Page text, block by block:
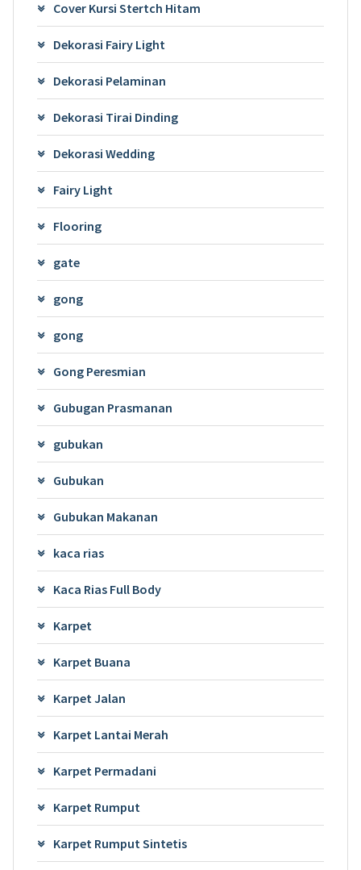
Cover Kursi Stertch Hitam
Dekorasi Fairy Light
Dekorasi Pelaminan
Dekorasi Tirai Dinding
Dekorasi Wedding
Fairy Light
Flooring
gate
gong
gong
Gong Peresmian
Gubugan Prasmanan
gubukan
Gubukan
Gubukan Makanan
kaca rias
Kaca Rias Full Body
Karpet
Karpet Buana
Karpet Jalan
Karpet Lantai Merah
Karpet Permadani
Karpet Rumput
Karpet Rumput Sintetis